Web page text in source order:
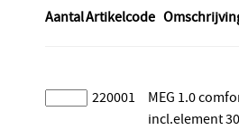
AantalArtikelcode
220001
MEG 1.0
incl.element